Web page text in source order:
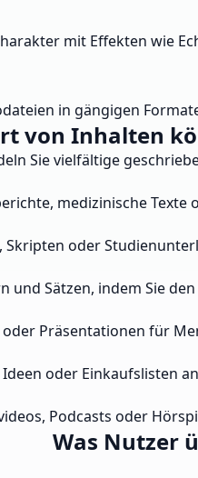
mit Effekten wie
in gängigen
von Inhalten
Sie vielfältige
medizinische
Skripten oder
und Sätzen, indem Sie
Präsentationen für
oder Einkaufslisten
Podcasts oder
Was Nutzer